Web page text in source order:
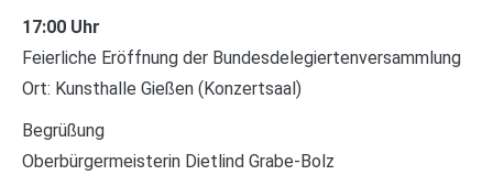
17:00 Uhr
Feierliche Eröffnung der Bundesdelegiertenversammlung
Ort: Kunsthalle Gießen (Konzertsaal)
Begrüßung
Oberbürgermeisterin Dietlind Grabe-Bolz